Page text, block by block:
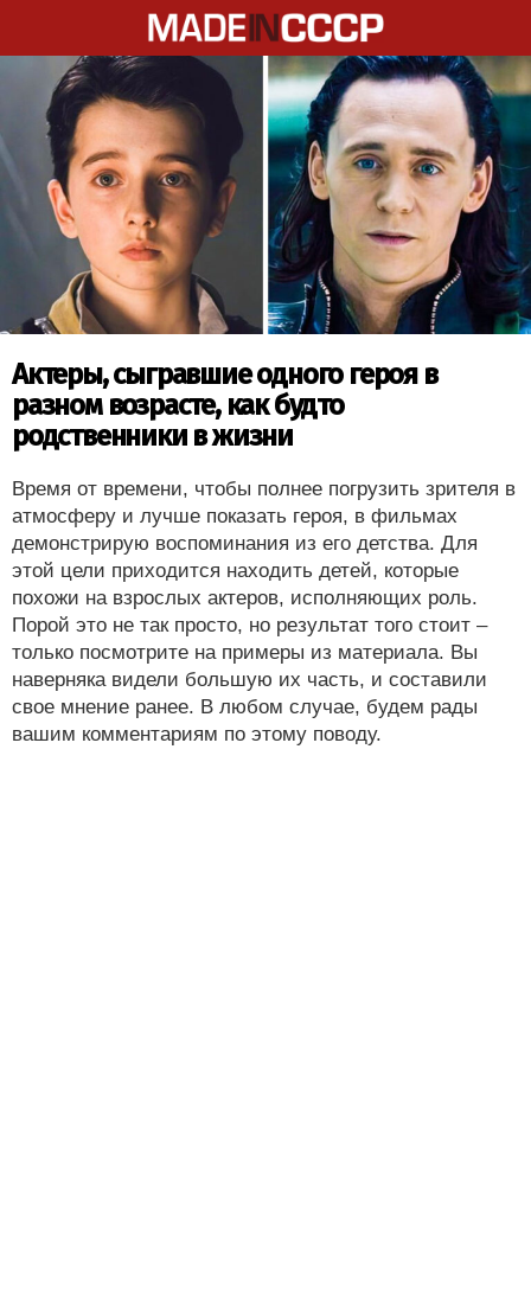
Актеры, сыгравшие одного героя в
разном возрасте, как будто
родственники в жизни
Время от времени, чтобы полнее погрузить зрителя в
атмосферу и лучше показать героя, в фильмах
демонстрирую воспоминания из его детства. Для
этой цели приходится находить детей, которые
похожи на взрослых актеров, исполняющих роль.
Порой это не так просто, но результат того стоит –
только посмотрите на примеры из материала. Вы
наверняка видели большую их часть, и составили
свое мнение ранее. В любом случае, будем рады
вашим комментариям по этому поводу.